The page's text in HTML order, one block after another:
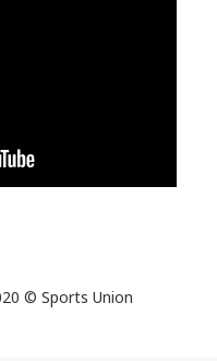
© Sports Union